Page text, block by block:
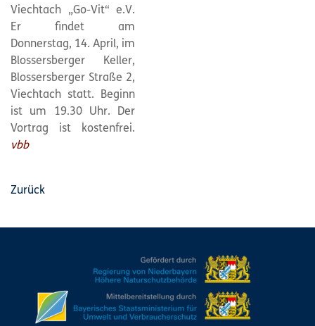
Viechtach „Go-Vit“ e.V.
Er findet am
Donnerstag, 14. April, im
Blossersberger Keller,
Blossersberger Straße 2,
Viechtach statt. Beginn
ist um 19.30 Uhr. Der
Vortrag ist kostenfrei.
vbb
Zurück